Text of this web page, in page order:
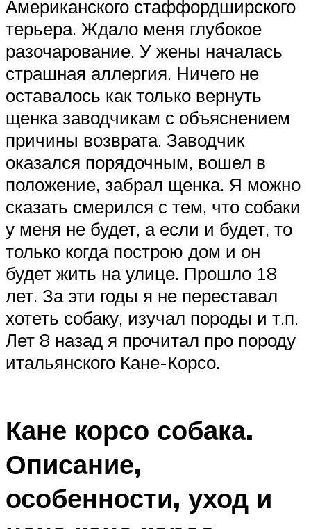
Американского стаффордширского
терьера. Ждало меня глубокое
разочарование. У жены началась
страшная аллергия. Ничего не
оставалось как только вернуть
щенка заводчикам с объяснением
причины возврата. Заводчик
оказался порядочным, вошел в
положение, забрал щенка. Я можно
сказать смерился с тем, что собаки
у меня не будет, а если и будет, то
только когда построю дом и он
будет жить на улице. Прошло 18
лет. За эти годы я не переставал
хотеть собаку, изучал породы и т.п.
Лет 8 назад я прочитал про породу
итальянского Кане-Корсо.
Кане корсо собака.
Описание,
особенности, уход и